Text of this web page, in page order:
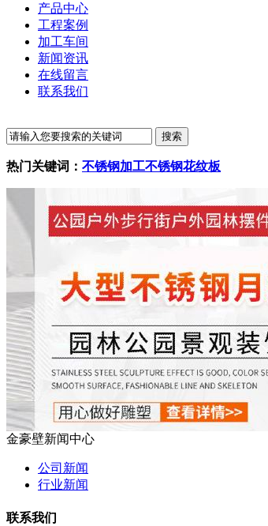
产品中心
工程案例
加工车间
新闻资讯
在线留言
联系我们
热门关键词： 不锈钢加工不锈钢花纹板
金豪壁新闻中心
公司新闻
行业新闻
联系我们